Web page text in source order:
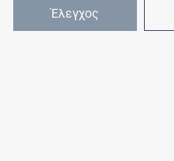
Έλεγχος